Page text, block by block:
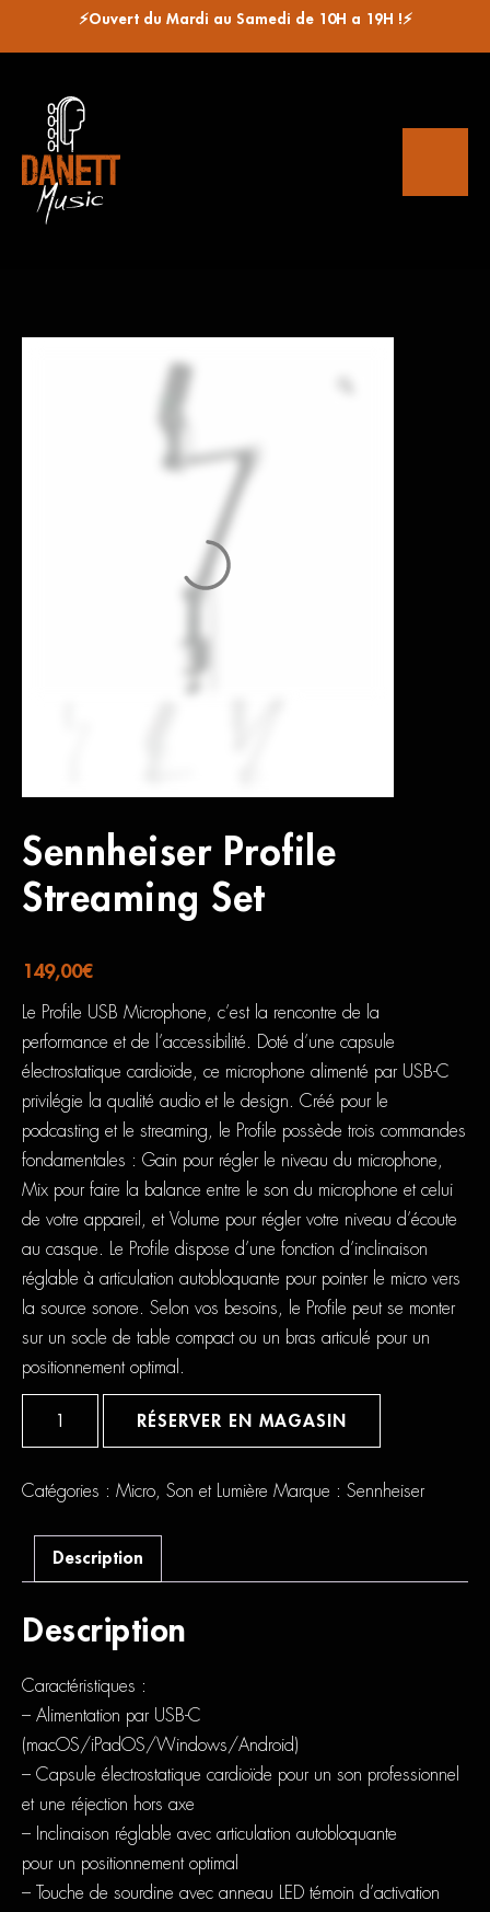
⚡Ouvert du Mardi au Samedi de 10H a 19H !⚡
Sennheiser Profile
Streaming Set
149,00€
Le Profile USB Microphone, c’est la rencontre de la
performance et de l’accessibilité. Doté d’une capsule
électrostatique cardioïde, ce microphone alimenté par USB-C
privilégie la qualité audio et le design. Créé pour le
podcasting et le streaming, le Profile possède trois commandes
fondamentales : Gain pour régler le niveau du microphone,
Mix pour faire la balance entre le son du microphone et celui
de votre appareil, et Volume pour régler votre niveau d’écoute
au casque. Le Profile dispose d’une fonction d’inclinaison
réglable à articulation autobloquante pour pointer le micro vers
la source sonore. Selon vos besoins, le Profile peut se monter
sur un socle de table compact ou un bras articulé pour un
positionnement optimal.
Set
RÉSERVER EN MAGASIN
Catégories : Micro Son et Lumière Marque : Sennheiser
Description
Description
Caractéristiques :
– Alimentation par USB-C
(macOS/iPadOS/Windows/Android)
– Capsule électrostatique cardioïde pour un son professionnel
et une réjection hors axe
– Inclinaison réglable avec articulation autobloquante
pour un positionnement optimal
– Touche de sourdine avec anneau LED témoin d’activation